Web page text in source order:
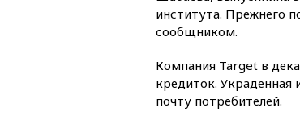
института. Прежнего
сообщником.
Компания Target в
кредиток.
почту потребителей.